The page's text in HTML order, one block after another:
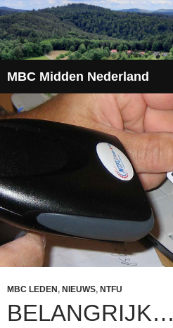
MBC Midden Nederland
NAAR
DE
INHOUD
MBC LEDEN , NIEUWS, NTFU
BELANGRIJK…